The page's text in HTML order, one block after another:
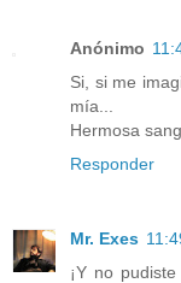
Anónimo
Si, si me
mía...
Hermosa
Responder
Mr. Exes
¡Y no